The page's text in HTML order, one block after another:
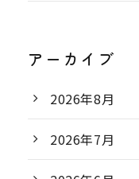
アーカイブ
2026年8月
2026年7月